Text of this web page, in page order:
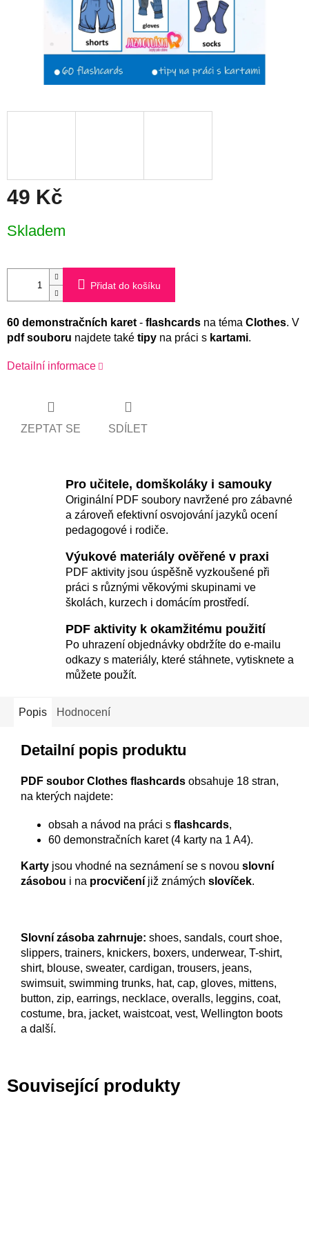
49 Kč
cena:
Skladem
Přidat do košíku
60 demonstračních karet - flashcards na téma Clothes. V
pdf souboru najdete také tipy na práci s kartami.
Detailní informace
ZEPTAT SE SDÍLET
Pro učitele, domškoláky i samouky
Originální PDF soubory navržené pro zábavné
a zároveň efektivní osvojování jazyků ocení
pedagogové i rodiče.
Výukové materiály ověřené v praxi
PDF aktivity jsou úspěšně vyzkoušené při
práci s různými věkovými skupinami ve
školách, kurzech i domácím prostředí.
PDF aktivity k okamžitému použití
Po uhrazení objednávky obdržíte do e-mailu
odkazy s materiály, které stáhnete, vytisknete a
můžete použít.
Popis Hodnocení
Detailní popis produktu
PDF soubor Clothes flashcards obsahuje 18 stran,
na kterých najdete:
obsah a návod na práci s flashcards,
60 demonstračních karet (4 karty na 1 A4).
Karty jsou vhodné na seznámení se s novou slovní
zásobou i na procvičení již známých slovíček.
Slovní zásoba zahrnuje: shoes, sandals, court shoe,
slippers, trainers, knickers, boxers, underwear, T-shirt,
shirt, blouse, sweater, cardigan, trousers, jeans,
swimsuit, swimming trunks, hat, cap, gloves, mittens,
button, zip, earrings, necklace, overalls, leggins, coat,
costume, bra, jacket, waistcoat, vest, Wellington boots
a další.
Související produkty